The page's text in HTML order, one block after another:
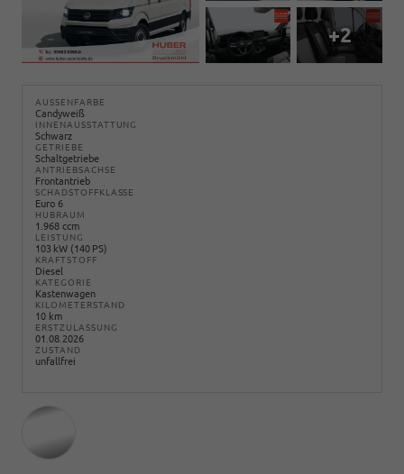
+2
AUSSENFARBE
Candyweiß
INNENAUSSTATTUNG
Schwarz
GETRIEBE
Schaltgetriebe
ANTRIEBSACHSE
Frontantrieb
SCHADSTOFFKLASSE
Euro 6
HUBRAUM
1.968 ccm
LEISTUNG
103 kW (140 PS)
KRAFTSTOFF
Diesel
KATEGORIE
Kastenwagen
KILOMETERSTAND
10 km
ERSTZULASSUNG
01.08.2026
ZUSTAND
unfallfrei